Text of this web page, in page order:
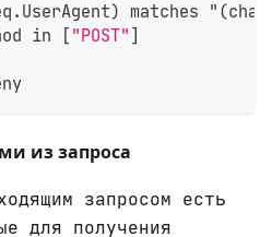
matches
in [ "POST" ]
из запроса
запросом есть
для получения